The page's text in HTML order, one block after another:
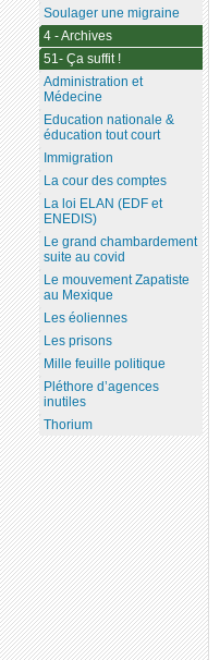
Soulager une migraine
4 - Archives
51- Ça suffit !
Administration et
Médecine
Education nationale &
éducation tout court
Immigration
La cour des comptes
La loi ELAN (EDF et
ENEDIS)
Le grand chambardement
suite au covid
Le mouvement Zapatiste
au Mexique
Les éoliennes
Les prisons
Mille feuille politique
Pléthore d’agences
inutiles
Thorium